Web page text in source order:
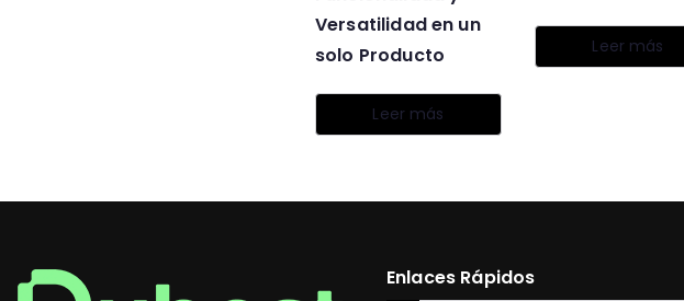
Versatilidad en un
solo Producto
Leer más
Leer más
Enlaces Rápidos